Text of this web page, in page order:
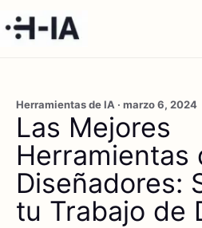
Herramientas de IA · marzo 6, 2024
Las Mejores
Herramientas
Diseñadores:
tu Trabajo de